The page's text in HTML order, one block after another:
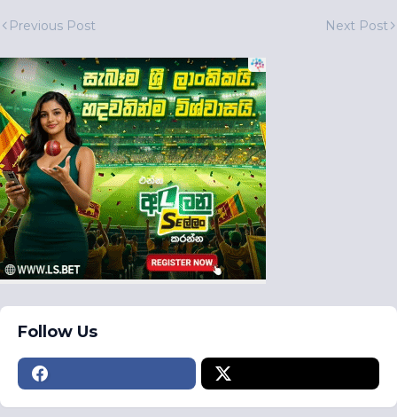
Previous Post Next Post
Follow Us